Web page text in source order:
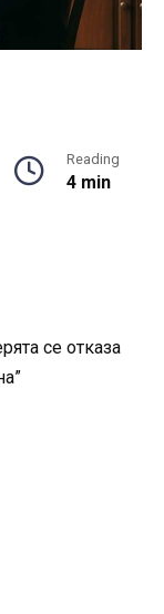
Reading
4 min
се отказа